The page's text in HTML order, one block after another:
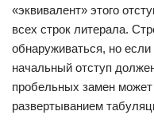
«эквивалент» этого
всех строк литерала.
обнаруживаться, но
начальный отступ
пробельных замен
развертыванием